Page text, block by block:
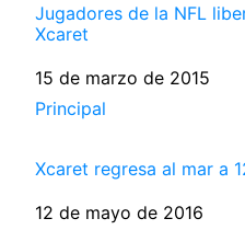
Jugadores de la NFL
Xcaret
Fecha
15 de marzo de 2015
Respecto a
Principal
Xcaret regresa al mar a
Fecha
12 de mayo de 2016